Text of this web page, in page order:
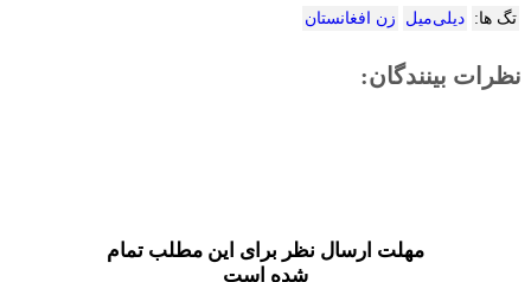
تگ ها: دیلی‌میل زن افغانستان
نظرات بینندگان:
مهلت ارسال نظر برای این مطلب تمام
شده است